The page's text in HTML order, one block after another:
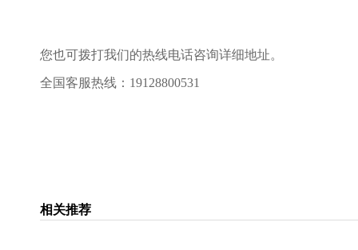
您也可拨打我们的热线电话咨询详细地址。
全国客服热线：19128800531
相关推荐